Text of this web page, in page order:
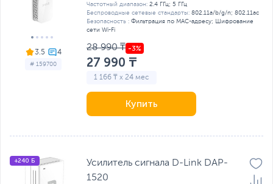
3.5
# 159700
Частотный диапазон: 2.4 ГГц; 5 ГГц
Беспроводные сетевые стандарты: 802.11a/b/g/n; 802.11ac
Безопасность : Фильтрация по MAC-адресу; Шифрование
сети Wi-Fi
28 990 ₸
27 990 ₸
1 166 ₸ x 24 мес
Купить
+240 Б
Усилитель сигнала D-Link DAP-
1520